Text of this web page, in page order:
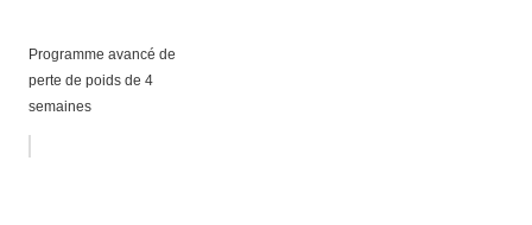
Programme avancé de
perte de poids de 4
semaines